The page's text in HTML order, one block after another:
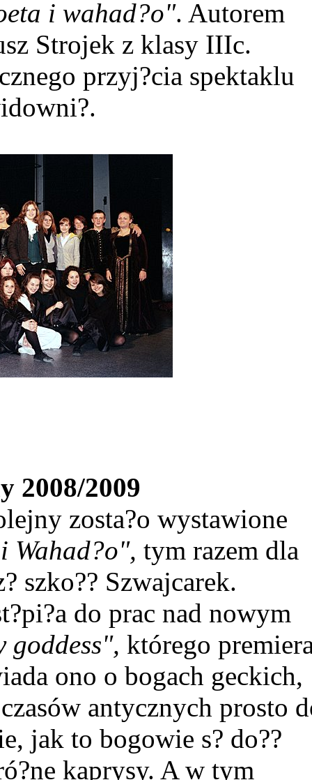
i wahad?o". Autorem
Strojek z klasy IIIc.
przyj?cia spektaklu
2008/2009
zosta?o wystawione
Wahad?o", tym razem dla
szko?? Szwajcarek.
do prac nad nowym
goddess", którego
ono o bogach geckich,
antycznych prosto
jak to bogowie s? do??
kaprysy. A w tym